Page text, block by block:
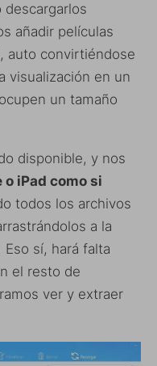
añadir películas
auto convirtiéndose
visualización en un
un tamaño
disponible, y nos
iPad como si
todos los archivos
a la
Eso sí, hará falta
el resto de
ver y extraer